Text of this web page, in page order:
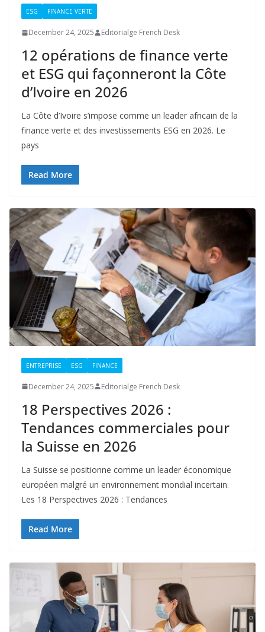
ESG FINANCE VERTE
December 24, 2025 Editorialge French Desk
12 opérations de finance verte
et ESG qui façonneront la Côte
d’Ivoire en 2026
La Côte d’Ivoire s’impose comme un leader africain de la
finance verte et des investissements ESG en 2026. Le
pays
Read More
ENTREPRISE ESG FINANCE
December 24, 2025 Editorialge French Desk
18 Perspectives 2026 :
Tendances commerciales pour
la Suisse en 2026
La Suisse se positionne comme un leader économique
européen malgré un environnement mondial incertain.
Les 18 Perspectives 2026 : Tendances
Read More